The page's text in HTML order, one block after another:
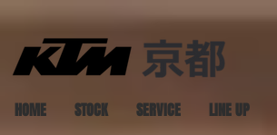
HOME STOCK SERVICE LINE UP